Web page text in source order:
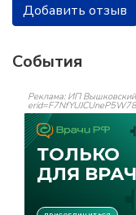
Добавить отзыв
События
Реклама: ИП